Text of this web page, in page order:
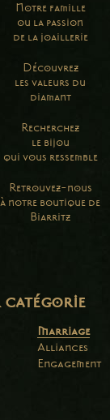
Notre famille
ou la passion
de la joaillerie
Découvrez
les valeurs du
diamant
Recherchez
le bijou
qui vous ressemble
Retrouvez-nous
à notre boutique de
Biarritz
catégorie
Marriage
Alliances
Engagement